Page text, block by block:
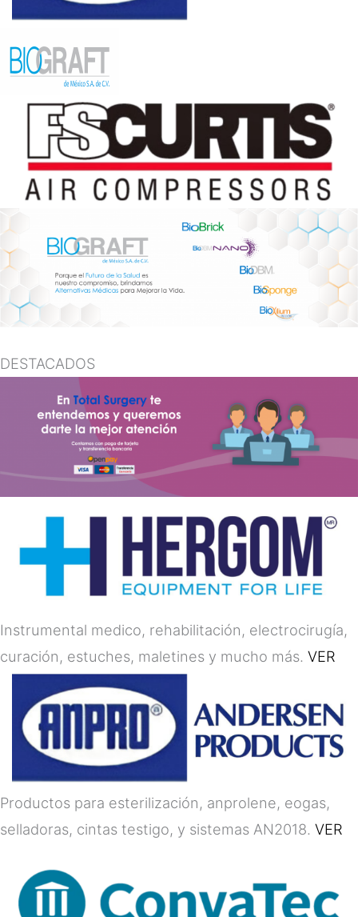
DESTACADOS
Instrumental medico, rehabilitación, electrocirugía,
curación, estuches, maletines y mucho más. VER
Productos para esterilización, anprolene, eogas,
selladoras, cintas testigo, y sistemas AN2018. VER